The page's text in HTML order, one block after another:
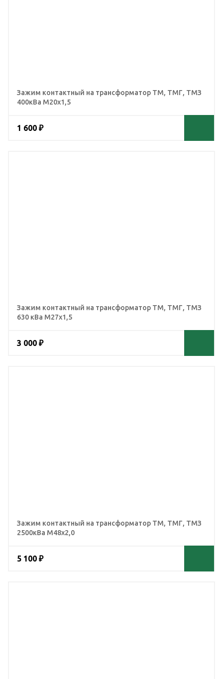
Зажим контактный на трансформатор ТМ, ТМГ, ТМЗ
400кВа М20х1,5
1 600 ₽
Зажим контактный на трансформатор ТМ, ТМГ, ТМЗ
630 кВа М27x1,5
3 000 ₽
Зажим контактный на трансформатор ТМ, ТМГ, ТМЗ
2500кВа М48х2,0
5 100 ₽